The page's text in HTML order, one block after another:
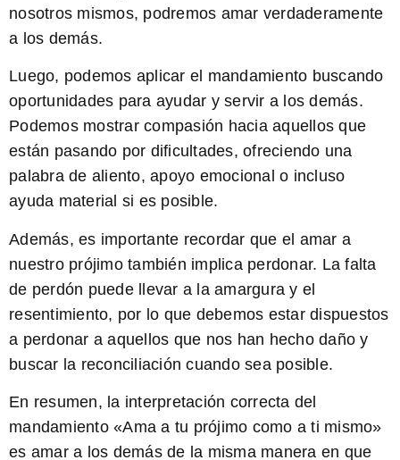
nosotros mismos, podremos amar verdaderamente
a los demás.
Luego, podemos aplicar el mandamiento buscando
oportunidades para ayudar y servir a los demás.
Podemos mostrar compasión hacia aquellos que
están pasando por dificultades, ofreciendo una
palabra de aliento, apoyo emocional o incluso
ayuda material si es posible.
Además, es importante recordar que el amar a
nuestro prójimo también implica perdonar. La falta
de perdón puede llevar a la amargura y el
resentimiento, por lo que debemos estar dispuestos
a perdonar a aquellos que nos han hecho daño y
buscar la reconciliación cuando sea posible.
En resumen, la interpretación correcta del
mandamiento «Ama a tu prójimo como a ti mismo»
es amar a los demás de la misma manera en que